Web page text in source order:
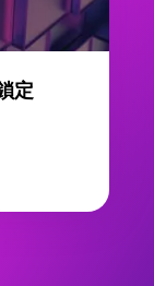
定